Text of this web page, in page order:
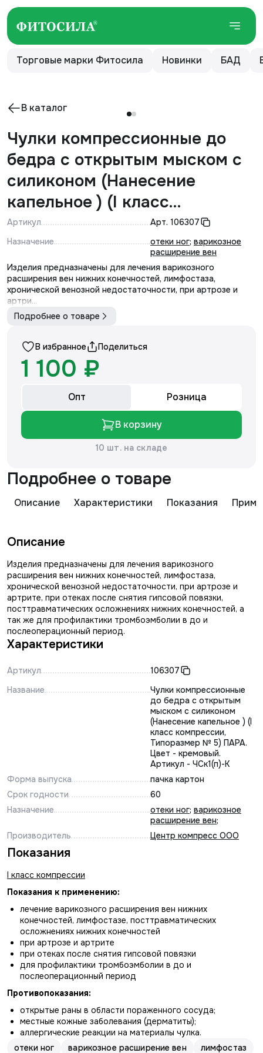
Торговые марки Фитосила Новинки БАД
В каталог
Чулки компрессионные до
бедра с открытым мыском с
силиконом (Нанесение
капельное ) (I класс
компрессии, Типоразмер №
5) ПАРА. Цвет - кремовый.
Артикул - ЧСк1(п)-К
Артикул Арт. 106307
Назначение
отеки ног; варикозное
расширение вен
Изделия предназначены для лечения варикозного
расширения вен нижних конечностей, лимфостаза,
хронической венозной недостаточности, при артрозе и
артри...
Подробнее о товаре
В избранное Поделиться
1 100 ₽
Опт Розница
В корзину
10 шт. на складе
Подробнее о товаре
Описание Характеристики Показания
Описание
Изделия предназначены для лечения варикозного
расширения вен нижних конечностей, лимфостаза,
хронической венозной недостаточности, при артрозе и
артрите, при отеках после снятия гипсовой повязки,
посттравматических осложнениях нижних конечностей, а
так же для профилактики тромбоэмболии в до и
послеоперационный период.
Характеристики
Артикул
106307
Название
Чулки компрессионные
до бедра с открытым
мыском с силиконом
(Нанесение капельное ) (I
класс компрессии,
Типоразмер № 5) ПАРА.
Цвет - кремовый.
Артикул - ЧСк1(п)-К
Форма выпуска
пачка картон
Срок годности
60
Назначение
отеки ног; варикозное
расширение вен;
Производитель
Центр компресс ООО
Показания
I класс компрессии
Показания к применению:
лечение варикозного расширения вен нижних
конечностей, лимфостазе, посттравматических
осложнениях нижних конечностей
при артрозе и артрите
при отеках после снятия гипсовой повязки
для профилактики тромбоэмболии в до и
послеоперационный период
Противопоказания:
открытые раны в области пораженного сосуда;
местные кожные заболевания (дерматиты);
аллергические реакции на материалы чулка.
отеки ног
варикозное расширение вен лимфостаз